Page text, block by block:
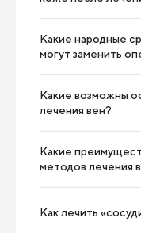
Какие народные
могут заменить
Какие возможны
лечения вен?
Какие
методов лечения
Как лечить